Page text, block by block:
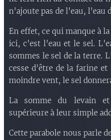
n'ajoute pas de l'eau, l'eau
En effet, ce qui manque à
ici, c'est l'eau et le sel.
sommes le sel de la terre.
cesse d'être de la farine
moindre vent, le sel
La somme du levain
supérieure à leur simple
Cette parabole nous parle